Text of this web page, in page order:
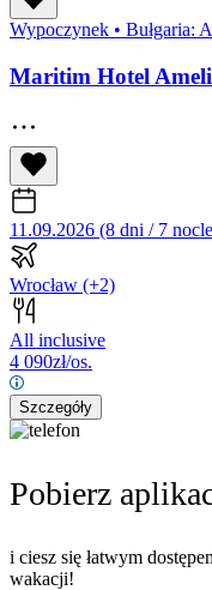
Wypoczynek • Bułgaria:
Maritim Hotel
11.09.2026 (8 dni / 7
Wrocław (+2)
All inclusive
4 090zł/os.
Szczegóły
Pobierz
i ciesz się łatwym
wakacji!